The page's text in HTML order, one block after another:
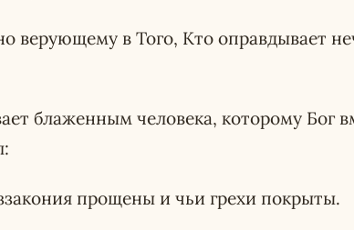
верующему в Того, Кто оправдывает
блаженным человека, которому Бог
прощены и чьи грехи покрыты.